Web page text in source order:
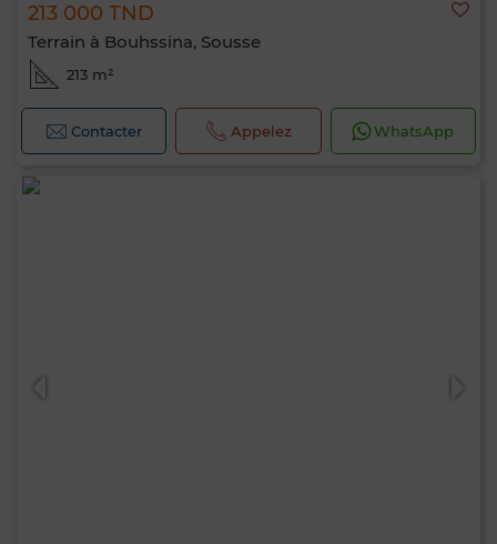
213 000 TND
Terrain à Bouhssina, Sousse
213 m²
Contacter Appelez WhatsApp